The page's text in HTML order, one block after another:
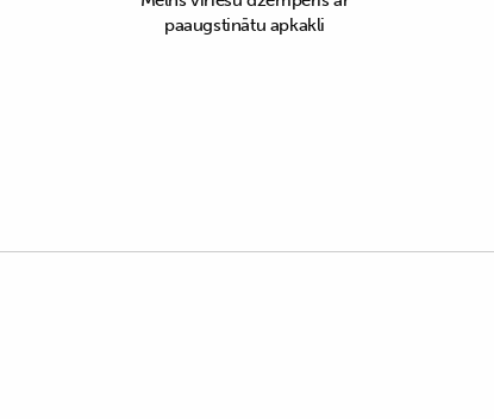
paaugstinātu apkakli